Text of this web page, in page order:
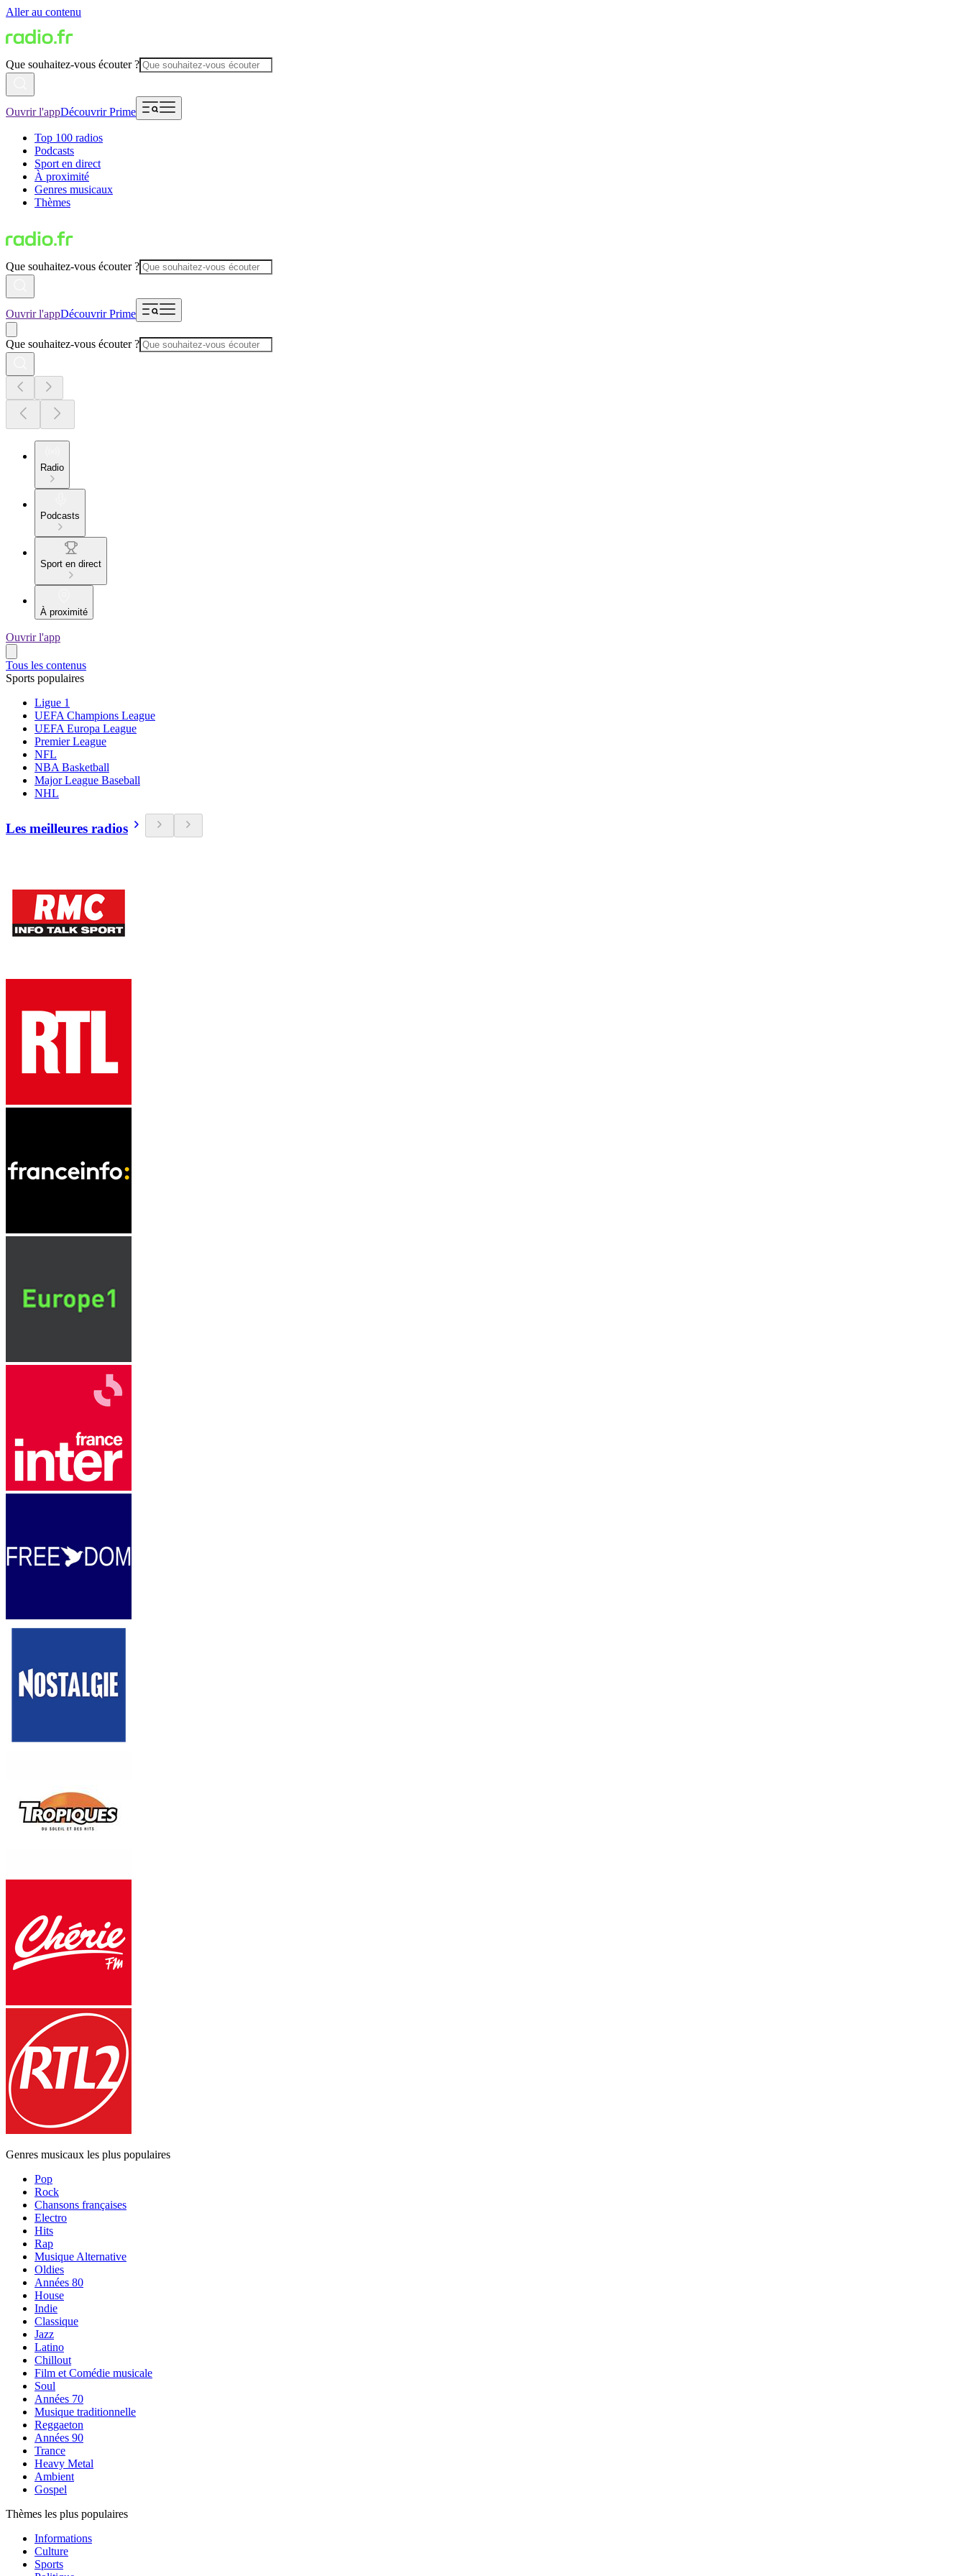
Aller au contenu
Que souhaitez-vous écouter ?
Ouvrir l'appDécouvrir Prime
Top 100 radios
Podcasts
Sport en direct
À proximité
Genres musicaux
Thèmes
Que souhaitez-vous écouter ?
Ouvrir l'appDécouvrir Prime
Que souhaitez-vous écouter ?
Radio
Podcasts
Sport en direct
À proximité
Ouvrir l'app
Tous les contenus
Sports populaires
Ligue 1
UEFA Champions League
UEFA Europa League
Premier League
NFL
NBA Basketball
Major League Baseball
NHL
Les meilleures radios
Genres musicaux les plus populaires
Pop
Rock
Chansons françaises
Electro
Hits
Rap
Musique Alternative
Oldies
Années 80
House
Indie
Classique
Jazz
Latino
Chillout
Film et Comédie musicale
Soul
Années 70
Musique traditionnelle
Reggaeton
Années 90
Trance
Heavy Metal
Ambient
Gospel
Thèmes les plus populaires
Informations
Culture
Sports